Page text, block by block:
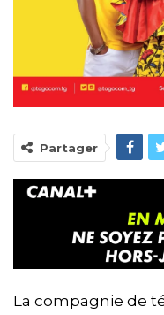
Partager
La compagnie de